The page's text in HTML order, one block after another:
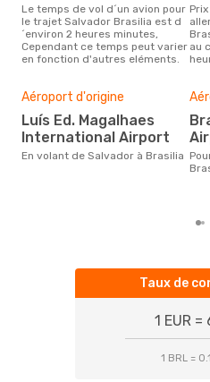
Le temps de vol d´un avion pour
le trajet Salvador Brasilia est d
´environ 2 heures minutes,
Cependant ce temps peut varier
en fonction d'autres eléments.
Prix le moins cher pour un vol
au
Aéroport d'origine
Luís Ed. Magalhaes
International Airport
En volant de Salvador à Brasilia
Brasilia International
Pour l'itinéraire de Salvador à
Taux de
1 EUR =
1 BRL =